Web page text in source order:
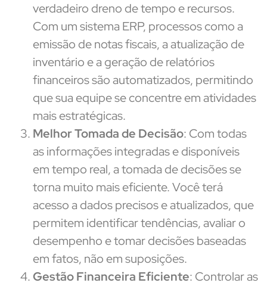
verdadeiro dreno de tempo e recursos.
Com um sistema ERP, processos como a
emissão de notas fiscais, a atualização de
inventário e a geração de relatórios
financeiros são automatizados, permitindo
que sua equipe se concentre em atividades
mais estratégicas.
Melhor Tomada de Decisão: Com todas
as informações integradas e disponíveis
em tempo real, a tomada de decisões se
torna muito mais eficiente. Você terá
acesso a dados precisos e atualizados, que
permitem identificar tendências, avaliar o
desempenho e tomar decisões baseadas
em fatos, não em suposições.
Gestão Financeira Eficiente: Controlar as